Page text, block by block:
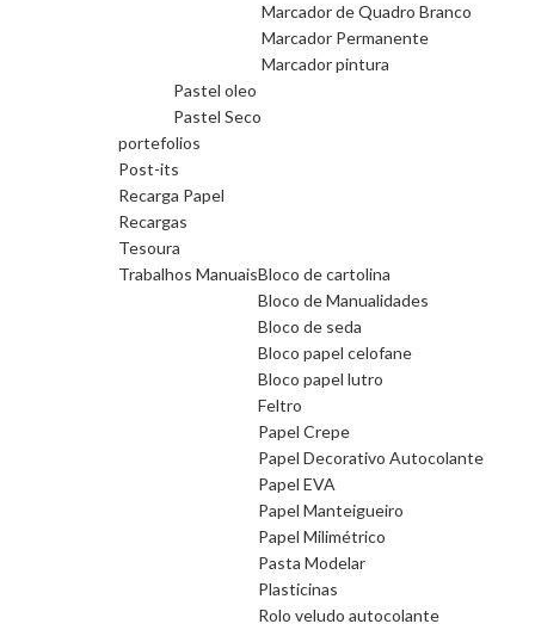
Marcador de Quadro Branco
Marcador Permanente
Marcador pintura
Pastel oleo
Pastel Seco
portefolios
Post-its
Recarga Papel
Recargas
Tesoura
Trabalhos ManuaisBloco de cartolina
Bloco de Manualidades
Bloco de seda
Bloco papel celofane
Bloco papel lutro
Feltro
Papel Crepe
Papel Decorativo Autocolante
Papel EVA
Papel Manteigueiro
Papel Milimétrico
Pasta Modelar
Plasticinas
Rolo veludo autocolante